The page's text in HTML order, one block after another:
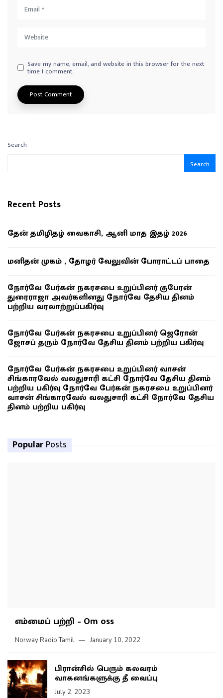
Save my name, email, and website in this browser for the next
time I comment.
Search
Search
Recent Posts
தேன் தமிழிதழ் வைகாசி, ஆனி மாத இதழ் 2026
மனிதன் முகம் , தோழர் வேலுவின் போராட்டப் பாதை
நோர்வே பேர்கன் நகரசபை உறுப்பினர் குபேரன்
துரைராஜா அவர்களினது நோர்வே தேசிய தினம்
பற்றிய வரலாற்றுப்பகிர்வு
நோர்வே பேர்கன் நகரசபை உறுப்பினர் ஜெரோன்
ஜோசப் தரும் நோர்வே தேசிய தினம் பற்றிய பகிர்வு
நோர்வே பேர்கன் நகரசபை உறுப்பினர் வாசன்
சிங்காரவேல் வலதுசாரி கட்சி நோர்வே தேசிய தினம்
பற்றிய பகிர்வு நோர்வே பேர்கன் நகரசபை உறுப்பினர்
வாசன் சிங்காரவேல் வலதுசாரி கட்சி நோர்வே தேசிய
தினம் பற்றிய பகிர்வு
Popular Posts
எம்மைப் பற்றி – Om oss
Norway Radio Tamil January 10, 2022
பிரான்சில் பெரும் கலவரம்
வாகனங்களுக்கு தீ வைப்பு
July 2, 2023